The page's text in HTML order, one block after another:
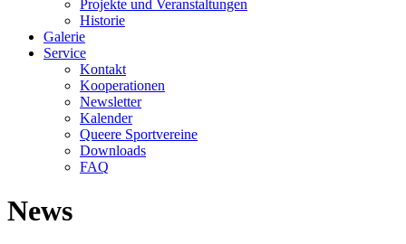
Projekte und Veranstaltungen
Historie
Galerie
Service
Kontakt
Kooperationen
Newsletter
Kalender
Queere Sportvereine
Downloads
FAQ
News